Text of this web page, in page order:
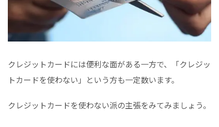
クレジットカードには便利な面がある一方で、「クレジッ
トカードを使わない」という方も一定数います。
クレジットカードを使わない派の主張をみてみましょう。